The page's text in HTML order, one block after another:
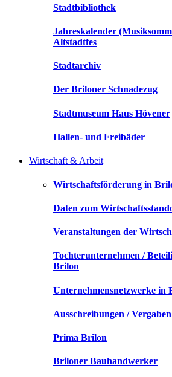
Stadtbibliothek
Jahreskalender
Altstadtfes
Stadtarchiv
Der Briloner Schnadezug
Stadtmuseum Haus Hövener
Hallen- und Freibäder
Wirtschaft & Arbeit
Wirtschaftsförderung in
Daten zum
Veranstaltungen der
Tochterunternehmen /
Brilon
Unternehmensnetzwerke in
Ausschreibungen /
Prima Brilon
Briloner Bauhandwerker